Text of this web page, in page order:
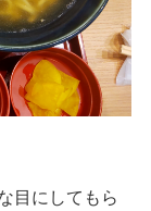
目にしてもら